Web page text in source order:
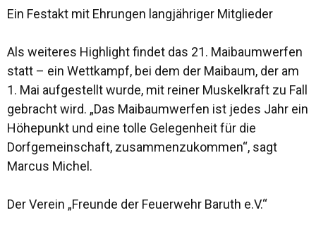
Ein Festakt mit Ehrungen langjähriger Mitglieder
Als weiteres Highlight findet das 21. Maibaumwerfen
statt – ein Wettkampf, bei dem der Maibaum, der am
1. Mai aufgestellt wurde, mit reiner Muskelkraft zu Fall
gebracht wird. „Das Maibaumwerfen ist jedes Jahr ein
Höhepunkt und eine tolle Gelegenheit für die
Dorfgemeinschaft, zusammenzukommen“, sagt
Marcus Michel.
Der Verein „Freunde der Feuerwehr Baruth e.V.“